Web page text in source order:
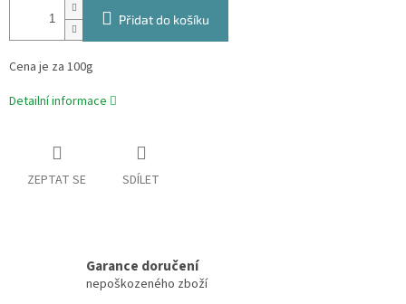
Přidat do košíku
Cena je za 100g
Detailní informace
ZEPTAT SE SDÍLET
Garance doručení
nepoškozeného zboží